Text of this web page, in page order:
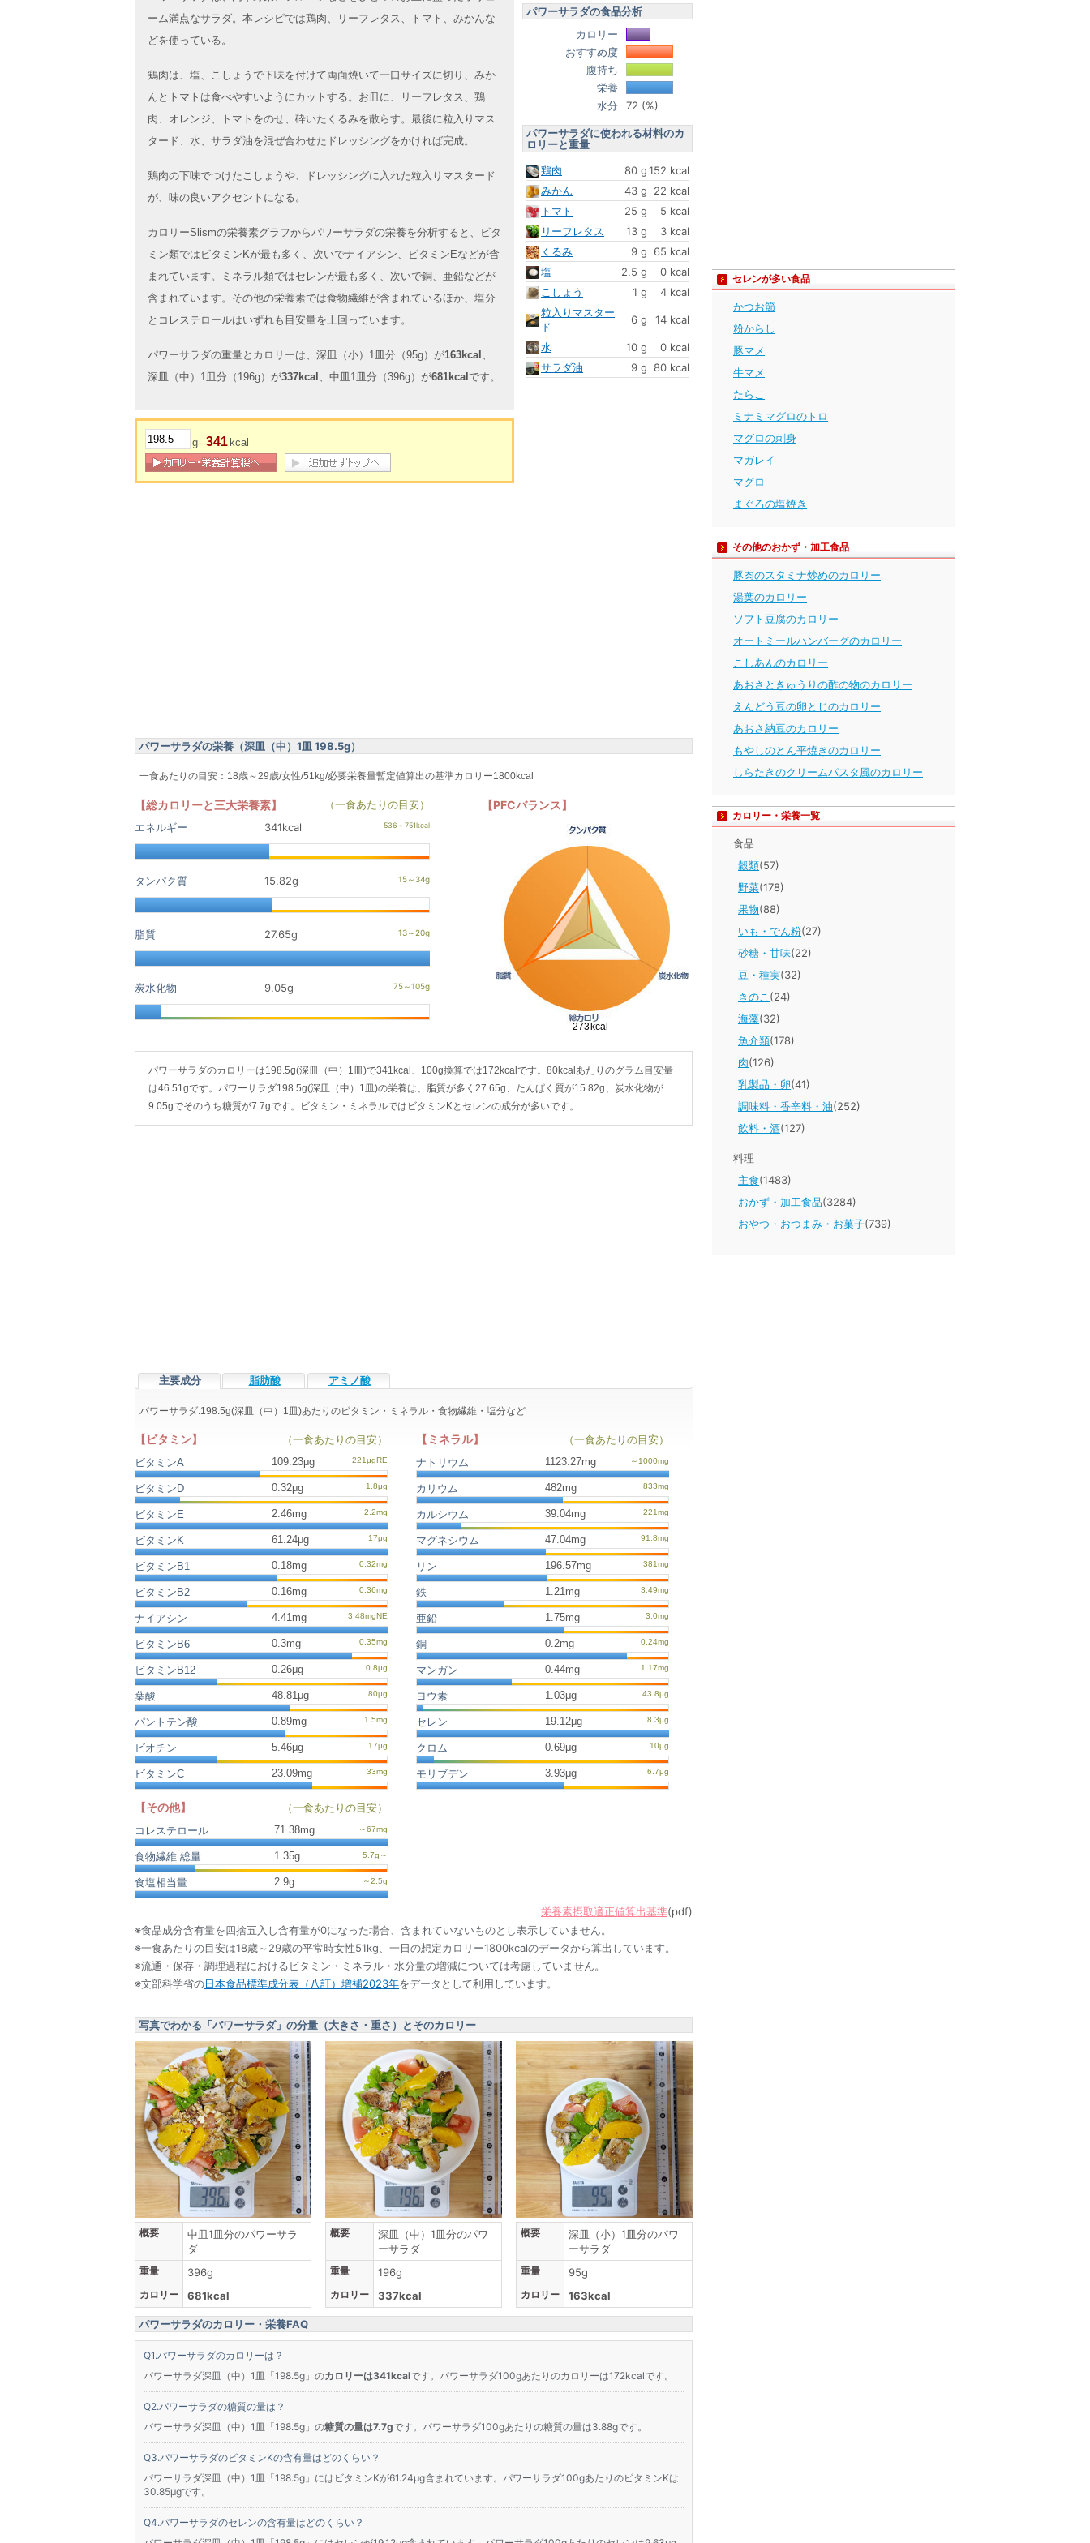
ーム満点なサラダ。本レシピでは鶏肉、リーフレタス、トマト、みかんな
どを使っている。
鶏肉は、塩、こしょうで下味を付けて両面焼いて一口サイズに切り、みか
んとトマトは食べやすいようにカットする。お皿に、リーフレタス、鶏
肉、オレンジ、トマトをのせ、砕いたくるみを散らす。最後に粒入りマス
タード、水、サラダ油を混ぜ合わせたドレッシングをかければ完成。
鶏肉の下味でつけたこしょうや、ドレッシングに入れた粒入りマスタード
が、味の良いアクセントになる。
カロリーSlismの栄養素グラフからパワーサラダの栄養を分析すると、ビタ
ミン類ではビタミンKが最も多く、次いでナイアシン、ビタミンEなどが含
まれています。ミネラル類ではセレンが最も多く、次いで銅、亜鉛などが
含まれています。その他の栄養素では食物繊維が含まれているほか、塩分
とコレステロールはいずれも目安量を上回っています。
パワーサラダの重量とカロリーは、深皿（小）1皿分（95g）が163kcal 、
深皿（中）1皿分（196g）が337kcal 、中皿1皿分（396g）が681kcal です。
g 341 kcal
パワーサラダの食品分析
カロリー
おすすめ度
腹持ち
栄養
水分
72 (%)
パワーサラダに使われる材料のカ
ロリーと重量
鶏肉
80 g152 kcal
みかん
43 g
22 kcal
トマト
25 g
5 kcal
リーフレタス
13 g
3 kcal
くるみ
9 g 65 kcal
塩
2.5 g
0 kcal
こしょう
1 g
4 kcal
粒入りマスター
ド
6 g 14 kcal
水 10 g
0 kcal
サラダ油
9 g 80 kcal
パワーサラダの栄養（深皿（中）1皿 198.5g）
一食あたりの目安：18歳～29歳/女性/51kg/必要栄養量暫定値算出の基準カロリー1800kcal
【総カロリーと三大栄養素】
（一食あたりの目安）
エネルギー
341kcal
タンパク質 15.82g
脂質 27.65g
炭水化物 9.05g
【PFCバランス】
パワーサラダのカロリーは198.5g(深皿（中）1皿)で341kcal、100g換算では172kcalです。80kcalあたりのグラム目安量
は46.51gです。パワーサラダ198.5g(深皿（中）1皿)の栄養は、脂質が多く27.65g、たんぱく質が15.82g、炭水化物が
9.05gでそのうち糖質が7.7gです。ビタミン・ミネラルではビタミンKとセレンの成分が多いです。
主要成分 脂肪酸 アミノ酸
パワーサラダ:198.5g(深皿（中）1皿)あたりのビタミン・ミネラル・食物繊維・塩分など
【ビタミン】
（一食あたりの目安）
ビタミンA
109.23μg
ビタミンD 0.32μg
ビタミンE 2.46mg
ビタミンK 61.24μg
ビタミンB1 0.18mg
ビタミンB2 0.16mg
ナイアシン 4.41mg
ビタミンB6 0.3mg
ビタミンB12 0.26μg
葉酸 48.81μg
パントテン酸 0.89mg
ビオチン 5.46μg
ビタミンC 23.09mg
【ミネラル】
（一食あたりの目安）
ナトリウム
1123.27mg
カリウム 482mg
カルシウム 39.04mg
マグネシウム 47.04mg
リン 196.57mg
鉄 1.21mg
亜鉛 1.75mg
銅 0.2mg
マンガン 0.44mg
ヨウ素 1.03μg
セレン 19.12μg
クロム 0.69μg
モリブデン 3.93μg
【その他】
（一食あたりの目安）
コレステロール
71.38mg
食物繊維 総量 1.35g
食塩相当量 2.9g
栄養素摂取適正値算出基準(pdf)
※食品成分含有量を四捨五入し含有量が0になった場合、含まれていないものとし表示していません。
※一食あたりの目安は18歳～29歳の平常時女性51kg、一日の想定カロリー1800kcalのデータから算出しています。
※流通・保存・調理過程におけるビタミン・ミネラル・水分量の増減については考慮していません。
※文部科学省の日本食品標準成分表（八訂）増補2023年をデータとして利用しています。
写真でわかる「パワーサラダ」の分量（大きさ・重さ）とそのカロリー
概要
中皿1皿分のパワーサラ
ダ
重量 396g
カロリー 681kcal
概要
深皿（中）1皿分のパワ
ーサラダ
重量 196g
カロリー 337kcal
概要
深皿（小）1皿分のパワ
ーサラダ
重量 95g
カロリー 163kcal
パワーサラダのカロリー・栄養FAQ
パワーサラダのカロリーは？
パワーサラダ深皿（中）1皿「198.5g」のカロリーは341kcalです。パワーサラダ100gあたりのカロリーは172kcalです。
パワーサラダの糖質の量は？
パワーサラダ深皿（中）1皿「198.5g」の糖質の量は7.7gです。パワーサラダ100gあたりの糖質の量は3.88gです。
パワーサラダのビタミンKの含有量はどのくらい？
パワーサラダ深皿（中）1皿「198.5g」にはビタミンKが61.24μg含まれています。パワーサラダ100gあたりのビタミンKは
30.85μgです。
パワーサラダのセレンの含有量はどのくらい？
セレンが多い食品
かつお節
粉からし
豚マメ
牛マメ
たらこ
ミナミマグロのトロ
マグロの刺身
マガレイ
マグロ
まぐろの塩焼き
その他のおかず・加工食品
豚肉のスタミナ炒めのカロリー
湯葉のカロリー
ソフト豆腐のカロリー
オートミールハンバーグのカロリー
こしあんのカロリー
あおさときゅうりの酢の物のカロリー
えんどう豆の卵とじのカロリー
あおさ納豆のカロリー
もやしのとん平焼きのカロリー
しらたきのクリームパスタ風のカロリー
カロリー・栄養一覧
食品
穀類(57)
野菜(178)
果物(88)
いも・でん粉(27)
砂糖・甘味(22)
豆・種実(32)
きのこ (24)
海藻(32)
魚介類(178)
肉(126)
乳製品・卵(41)
調味料・香辛料・油(252)
飲料・酒(127)
料理
主食(1483)
おかず・加工食品(3284)
おやつ・おつまみ・お菓子(739)